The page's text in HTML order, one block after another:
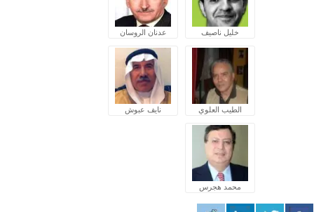
خليل ناصيف عدنان الروسان
الطيب العلوي نايف عبوش
محمد هجرس